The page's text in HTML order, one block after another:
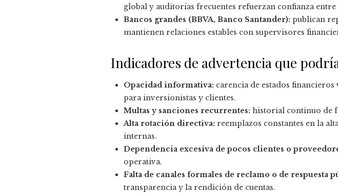
global y auditorías frecuentes refuerzan confianza
Bancos grandes (BBVA, Banco Santander): publican
mantienen relaciones estables con supervisores
Indicadores de advertencia que
Opacidad informativa: carencia de estados
para inversionistas y clientes.
Multas y sanciones recurrentes: historial continuo de
Alta rotación directiva: reemplazos constantes en la
internas.
Dependencia excesiva de pocos clientes o
operativa.
Falta de canales formales de reclamo o de respuesta
transparencia y la rendición de cuentas.